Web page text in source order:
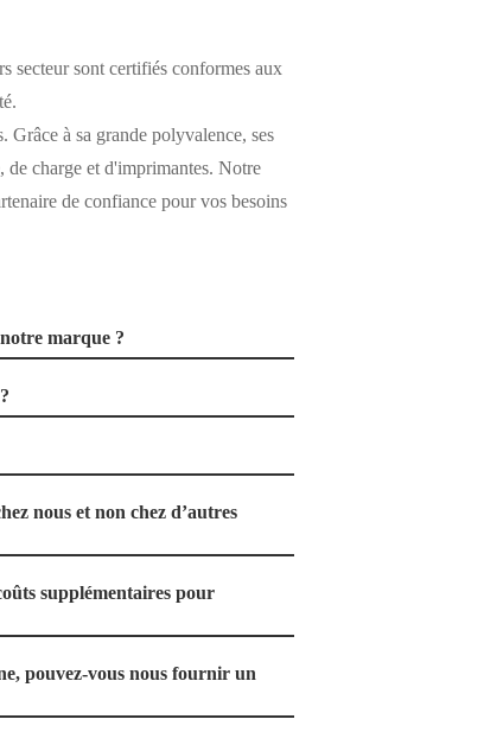
secteur sont certifiés conformes aux
à sa grande polyvalence, ses
de charge et d'imprimantes. Notre
de confiance pour vos besoins
marque ?
nous et non chez d’autres
supplémentaires pour
pouvez-vous nous fournir un